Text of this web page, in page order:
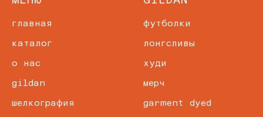
главная
каталог
о нас
gildan
шелкография
футболки
лонгсливы
худи
мерч
garment dyed